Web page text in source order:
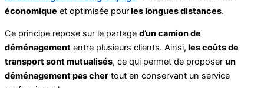
économique et optimisée pourles longues distances.
Ce principe repose sur le partage d’un camion de
déménagement entre plusieurs clients. Ainsi, les coûts de
transport sont mutualisés, ce qui permet de proposer un
déménagement pas cher tout en conservant un service